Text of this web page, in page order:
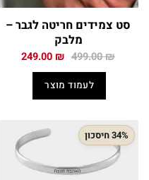
סט צמידים חריטה לגבר –
מלבק
499.00₪ המחיר
499.00 ₪.
249.00 ₪ המחיר
לעמוד מוצר
34% חיסכון